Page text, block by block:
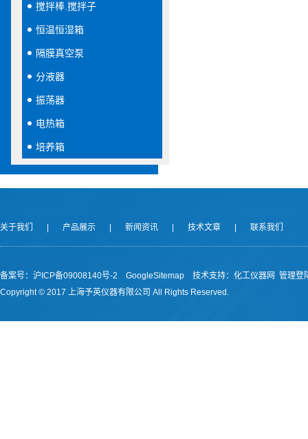
搅拌棒.搅拌子
恒温恒湿箱
隔膜真空泵
分液器
振荡器
电热箱
培养箱
关于我们 产品展示 新闻资讯 技术文章 联系我们
备案号：沪ICP备09008140号-2 GoogleSitemap 技术支持： 化工仪器网 管理登
Copyright © 2017 上海予英仪器有限公司 All Rights Reserved.